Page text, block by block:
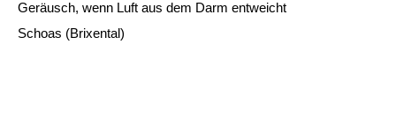
Kategorie
Geräusch, wenn Luft aus dem Darm entweicht
Schoas (Brixental)